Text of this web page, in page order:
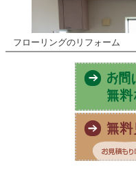
フローリングのリフォーム